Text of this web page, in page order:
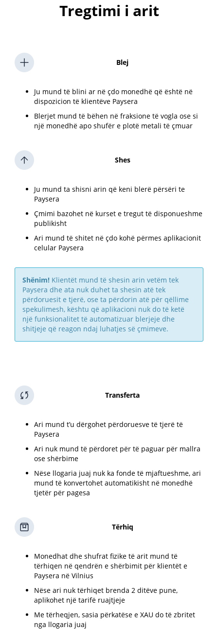
Tregtimi i arit
Blej
Ju mund të blini ar në çdo monedhë që është në
dispozicion të klientëve Paysera
Blerjet mund të bëhen në fraksione të vogla ose si
një monedhë apo shufër e plotë metali të çmuar
Shes
Ju mund ta shisni arin që keni blerë përsëri te
Paysera
Çmimi bazohet në kurset e tregut të disponueshme
publikisht
Ari mund të shitet në çdo kohë përmes aplikacionit
celular Paysera
Shënim! Klientët mund të shesin arin vetëm tek
Paysera dhe ata nuk duhet ta shesin atë tek
përdoruesit e tjerë, ose ta përdorin atë për qëllime
spekulimesh, kështu që aplikacioni nuk do të ketë
një funksionalitet të automatizuar blerjeje dhe
shitjeje që reagon ndaj luhatjes së çmimeve.
Transferta
Ari mund t’u dërgohet përdoruesve të tjerë të
Paysera
Ari nuk mund të përdoret për të paguar për mallra
ose shërbime
Nëse llogaria juaj nuk ka fonde të mjaftueshme, ari
mund të konvertohet automatikisht në monedhë
tjetër për pagesa
Tërhiq
Monedhat dhe shufrat fizike të arit mund të
tërhiqen në qendrën e shërbimit për klientët e
Paysera në Vilnius
Nëse ari nuk tërhiqet brenda 2 ditëve pune,
aplikohet një tarifë ruajtjeje
Me tërheqjen, sasia përkatëse e XAU do të zbritet
nga llogaria juaj